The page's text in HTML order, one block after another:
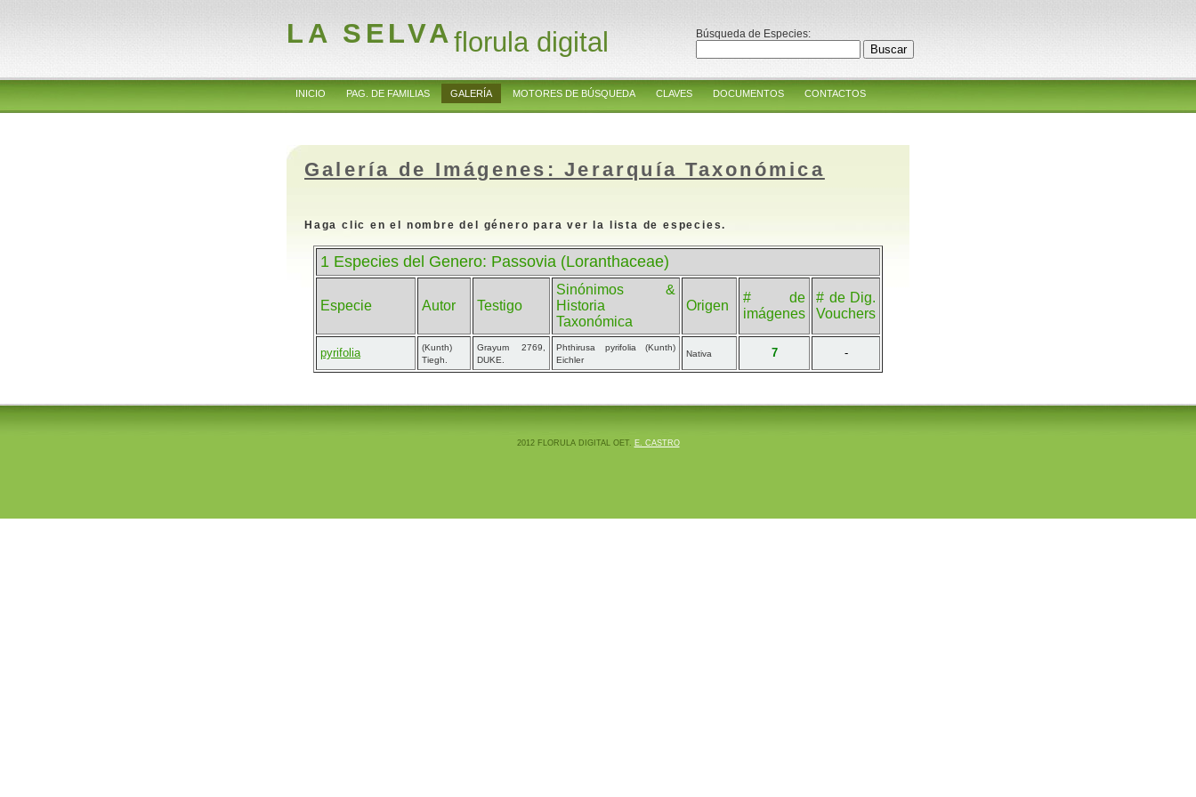
LA SELVAflorula digital Búsqueda de Especies:
INICIO PAG. DE FAMILIAS GALERÍA MOTORES DE BÚSQUEDA CLAVES DOCUMENTOS CONTACTOS
Galería de Imágenes: Jerarquía Taxonómica
Haga clic en el nombre del género para ver la lista de especies.
1 Especies del Genero: Passovia (Loranthaceae)
Especie Autor Testigo
Sinónimos &
Historia
Taxonómica
Origen
# de
imágenes
# de Dig.
Vouchers
pyrifolia
(Kunth)
Tiegh.
Grayum 2769,
DUKE.
Phthirusa pyrifolia (Kunth)
Eichler
Nativa 7 -
2012 FLORULA DIGITAL OET. E. CASTRO